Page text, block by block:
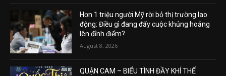
Hơn 1 triệu người Mỹ rời bỏ thị trường lao
động: Điều gì đang đẩy cuộc khủng hoảng
lên đỉnh điểm?
August 8, 2026
QUẬN CAM – BIỂU TÌNH ĐẦY KHÍ THẾ